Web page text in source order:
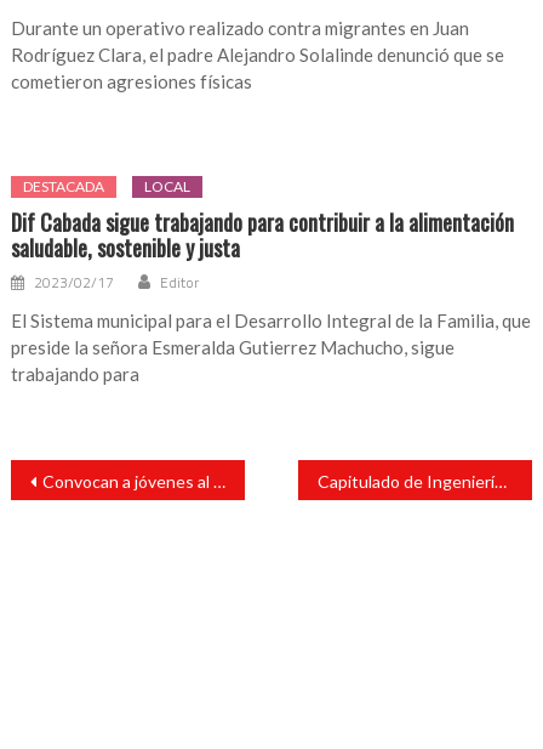
Durante un operativo realizado contra migrantes en Juan
Rodríguez Clara, el padre Alejandro Solalinde denunció que se
cometieron agresiones físicas
DESTACADA LOCAL
Dif Cabada sigue trabajando para contribuir a la alimentación
saludable, sostenible y justa
2023/02/17 Editor
El Sistema municipal para el Desarrollo Integral de la Familia, que
preside la señora Esmeralda Gutierrez Machucho, sigue
trabajando para
Navegación
entradas
Convocan a jóvenes al XX Concurso Nacional de Transparencia en Corto Capitulado de Ingeniería Mecatrónica del ITSSAT organiza “Curso de Programación en Arduino C++ para Control de Minisumos Autónomos”